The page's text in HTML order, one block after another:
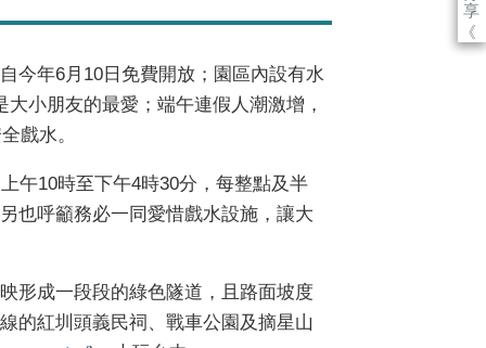
享
《
今年6月 10 日免費開放；園區內設有水
大小朋友的最愛；端午連假人潮激增，
戲水。
午10時至下午4時30分，每整點及半
也呼籲務必一同愛惜戲水設施，讓大
形成一段段的綠色隧道，且路面坡度
的紅圳頭義民祠、戰車公園及摘星山